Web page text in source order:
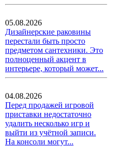
05.08.2026
Дизайнерские раковины
перестали быть просто
предметом сантехники. Это
полноценный акцент в
интерьере, который может...
04.08.2026
Перед продажей игровой
приставки недостаточно
удалить несколько игр и
выйти из учётной записи.
На консоли могут...